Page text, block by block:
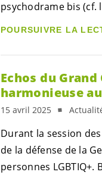
psychodrame bis (cf.
POURSUIVRE LA
Echos du
harmonieuse
15 avril 2025
Durant la session
de la défense de la
personnes